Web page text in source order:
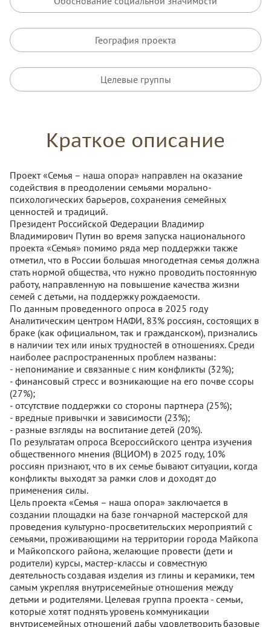
География проекта
Целевые группы
Краткое описание
Проект «Семья – наша опора» направлен на оказание
содействия в преодолении семьями морально-
психологических барьеров, сохранения семейных
ценностей и традиций.
Президент Российской Федерации Владимир
Владимирович Путин во время запуска национального
проекта «Семья» помимо ряда мер поддержки также
отметил, что в России большая многодетная семья должна
стать нормой общества, что нужно проводить постоянную
работу, направленную на повышение качества жизни
семей с детьми, на поддержку рождаемости.
По данным проведенного опроса в 2025 году
Аналитическим центром НАФИ, 83% россиян, состоящих в
браке (как официальном, так и гражданском), признались
в наличии тех или иных трудностей в отношениях. Среди
наиболее распространенных проблем названы:
- непонимание и связанные с ним конфликты (32%);
- финансовый стресс и возникающие на его почве ссоры
(27%);
- отсутствие поддержки со стороны партнера (25%);
- вредные привычки и зависимости (23%);
- разные взгляды на воспитание детей (20%).
По результатам опроса Всероссийского центра изучения
общественного мнения (ВЦИОМ) в 2025 году, 10%
россиян признают, что в их семье бывают ситуации, когда
конфликты выходят за рамки слов и доходят до
применения силы.
Цель проекта «Семья – наша опора» заключается в
создании площадки на базе гончарной мастерской для
проведения культурно-просветительских мероприятий с
семьями, проживающими на территории города Майкопа
и Майкопского района, желающие провести (дети и
родители) курсы, мастер-классы и совместную
деятельность создавая изделия из глины и керамики, тем
самым укрепляя внутрисемейные отношения между
детьми и родителями. Целевая группа проекта - семьи,
которые хотят поднять уровень коммуникации
внутрисемейных отношений дабы удовлетворить базовые